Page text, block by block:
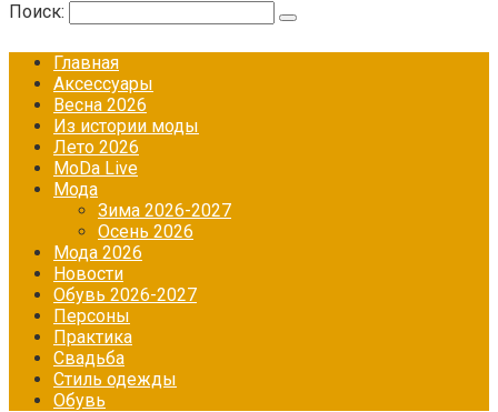
Поиск:
Главная
Аксессуары
Весна 2026
Из истории моды
Лето 2026
МоDа Live
Мода
Зима 2026-2027
Осень 2026
Мода 2026
Новости
Обувь 2026-2027
Персоны
Практика
Свадьба
Стиль одежды
Обувь